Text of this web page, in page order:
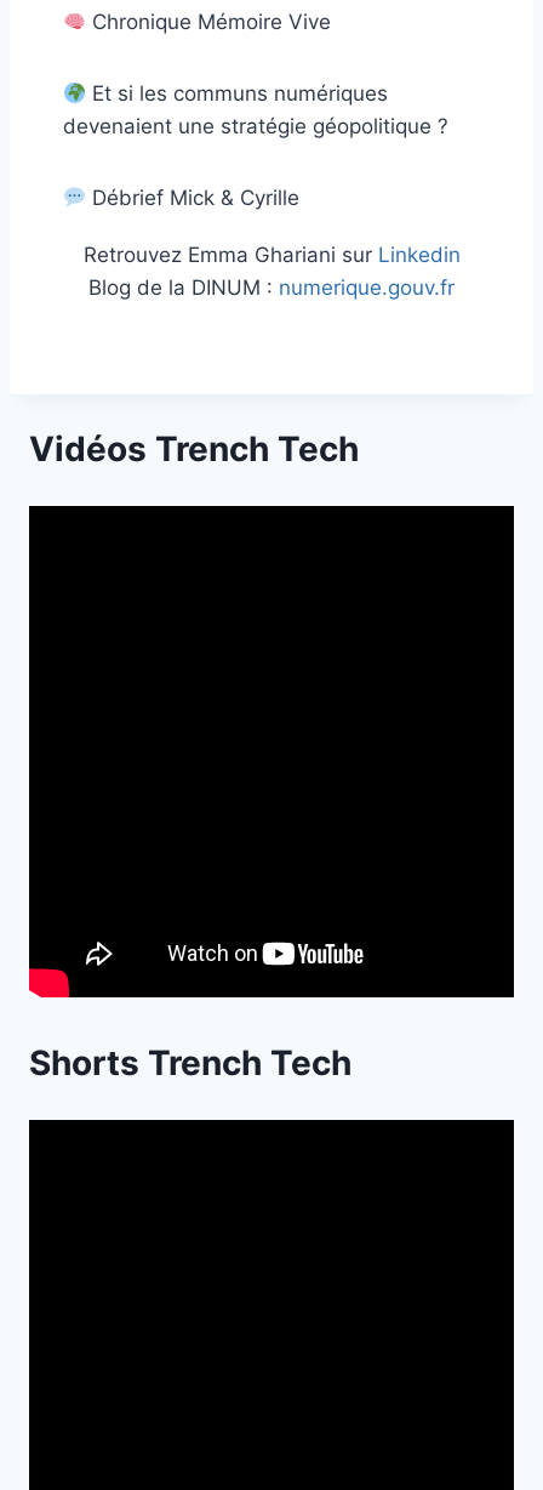
Chronique Mémoire Vive
Et si les communs numériques
devenaient une stratégie géopolitique ?
Débrief Mick & Cyrille
Retrouvez Emma Ghariani sur Linkedin
Blog de la DINUM : numerique.gouv.fr
Vidéos Trench Tech
Shorts Trench Tech